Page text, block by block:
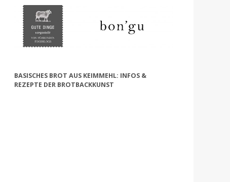
BASISCHES BROT AUS KEIMMEHL: INFOS &
REZEPTE DER BROTBACKKUNST